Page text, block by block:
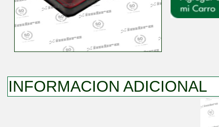
INFORMACION ADICIONAL